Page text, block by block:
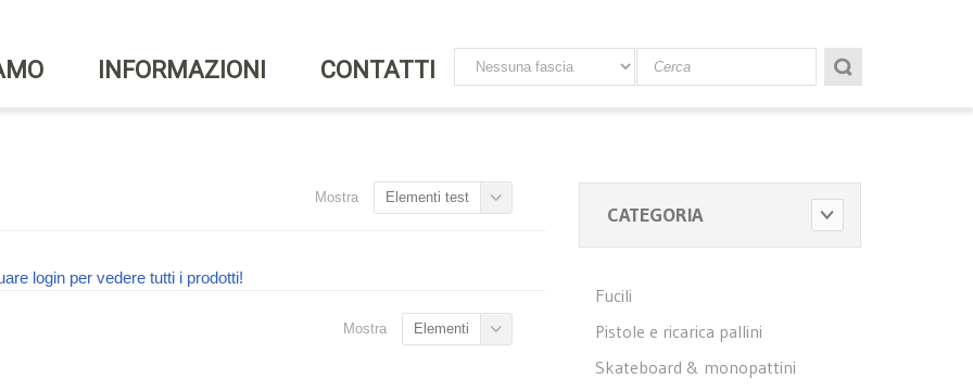
INFORMAZIONI CONTATTI
Mostra Elementi test
login per vedere tutti i prodotti!
Mostra Elementi
CATEGORIA
Fucili
Pistole e ricarica pallini
Skateboard & monopattini